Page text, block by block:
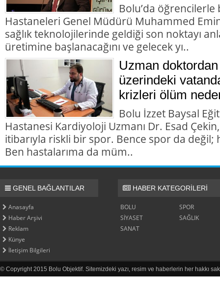
Bolu’da
Hastaneleri Genel Müdürü Muhammed
sağlık teknolojilerinde geldiği son noktayı
üretimine başlanacağını ve gelecek yı..
Uzman doktordan
üzerindeki
krizleri ölüm
Bolu İzzet Baysal
Hastanesi Kardiyoloji Uzmanı Dr. Esad
itibarıyla riskli bir spor. Bence spor da değil;
Ben hastalarıma da müm..
GENEL BAĞLANTILAR
Anasayfa
Haber Arşivi
Reklam
Künye
İletişim Bilgileri
HABER KATEGORİLERİ
BOLU
SPOR
SİYASET
SAĞLIK
SANAT
© Copyright 2015 Bolu Objektif. Sitemizdeki yazı, resim ve haberlerin her hakkı